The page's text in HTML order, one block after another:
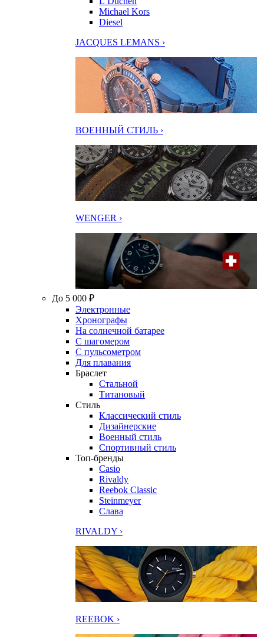
Michael Kors
Diesel
JACQUES LEMANS ›
ВОЕННЫЙ СТИЛЬ ›
WENGER ›
До 5 000 ₽
Электронные
Хронографы
На солнечной батарее
С шагомером
С пульсометром
Для плавания
Браслет
Стальной
Титановый
Стиль
Классический стиль
Дизайнерские
Военный стиль
Спортивный стиль
Топ-бренды
Casio
Rivaldy
Reebok Classic
Steinmeyer
Слава
RIVALDY ›
REEBOK ›